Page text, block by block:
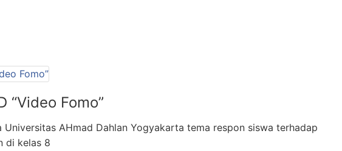
“Video Fomo”
Universitas AHmad Dahlan Yogyakarta tema respon siswa terhadap
di kelas 8